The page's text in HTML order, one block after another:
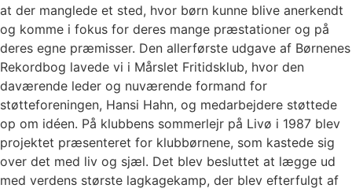
at der manglede et sted, hvor børn kunne blive anerkendt
og komme i fokus for deres mange præstationer og på
deres egne præmisser. Den allerførste udgave af Børnenes
Rekordbog lavede vi i Mårslet Fritidsklub, hvor den
daværende leder og nuværende formand for
støtteforeningen, Hansi Hahn, og medarbejdere støttede
op om idéen. På klubbens sommerlejr på Livø i 1987 blev
projektet præsenteret for klubbørnene, som kastede sig
over det med liv og sjæl. Det blev besluttet at lægge ud
med verdens største lagkagekamp, der blev efterfulgt af